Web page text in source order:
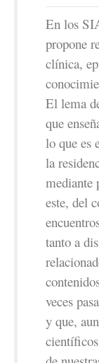
En los
propone
clínica,
El lema
que
lo que es
la
mediante
este, del
tanto a
veces
y que,